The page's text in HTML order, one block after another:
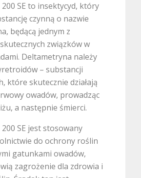
200 SE to insektycyd, który
czynną o nazwie
będącą jednym z
związków w
Deltametryna należy
– substancji
które skutecznie działają
owadów, prowadząc
a następnie śmierci.
SE jest stosowany
do ochrony roślin
gatunkami owadów,
zagrożenie dla zdrowia i